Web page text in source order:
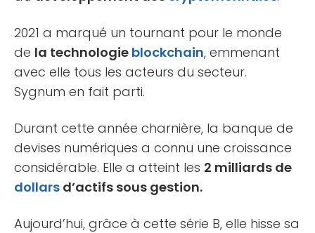
2021 a marqué un tournant pour le monde
de la technologie blockchain, emmenant
avec elle tous les acteurs du secteur.
Sygnum en fait parti.
Durant cette année charnière, la banque de
devises numériques a connu une croissance
considérable. Elle a atteint les 2 milliards de
dollars d’actifs sous gestion.
Aujourd’hui, grâce à cette série B, elle hisse sa